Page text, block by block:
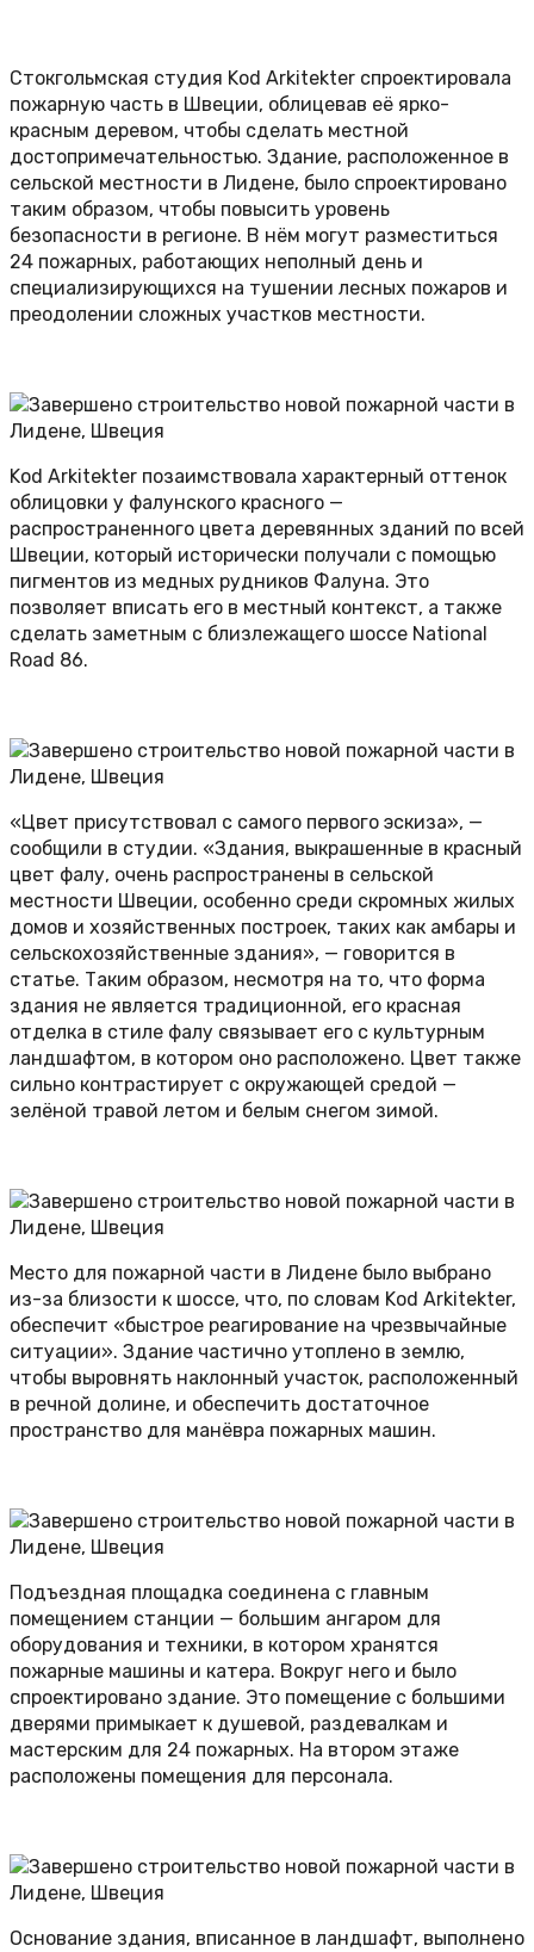
Стокгольмская студия Kod Arkitekter спроектировала
пожарную часть в Швеции, облицевав её ярко-
красным деревом, чтобы сделать местной
достопримечательностью. Здание, расположенное в
сельской местности в Лидене, было спроектировано
таким образом, чтобы повысить уровень
безопасности в регионе. В нём могут разместиться
24 пожарных, работающих неполный день и
специализирующихся на тушении лесных пожаров и
преодолении сложных участков местности.
Kod Arkitekter позаимствовала характерный оттенок
облицовки у фалунского красного —
распространенного цвета деревянных зданий по всей
Швеции, который исторически получали с помощью
пигментов из медных рудников Фалуна. Это
позволяет вписать его в местный контекст, а также
сделать заметным с близлежащего шоссе National
Road 86.
«Цвет присутствовал с самого первого эскиза», —
сообщили в студии. «Здания, выкрашенные в красный
цвет фалу, очень распространены в сельской
местности Швеции, особенно среди скромных жилых
домов и хозяйственных построек, таких как амбары и
сельскохозяйственные здания», — говорится в
статье. Таким образом, несмотря на то, что форма
здания не является традиционной, его красная
отделка в стиле фалу связывает его с культурным
ландшафтом, в котором оно расположено. Цвет также
сильно контрастирует с окружающей средой —
зелёной травой летом и белым снегом зимой.
Место для пожарной части в Лидене было выбрано
из-за близости к шоссе, что, по словам Kod Arkitekter,
обеспечит «быстрое реагирование на чрезвычайные
ситуации». Здание частично утоплено в землю,
чтобы выровнять наклонный участок, расположенный
в речной долине, и обеспечить достаточное
пространство для манёвра пожарных машин.
Подъездная площадка соединена с главным
помещением станции — большим ангаром для
оборудования и техники, в котором хранятся
пожарные машины и катера. Вокруг него и было
спроектировано здание. Это помещение с большими
дверями примыкает к душевой, раздевалкам и
мастерским для 24 пожарных. На втором этаже
расположены помещения для персонала.
Основание здания, вписанное в ландшафт, выполнено